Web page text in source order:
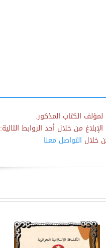
الكتاب المذكور.
من خلال أحد الروابط التالية:
خلال التواصل معنا